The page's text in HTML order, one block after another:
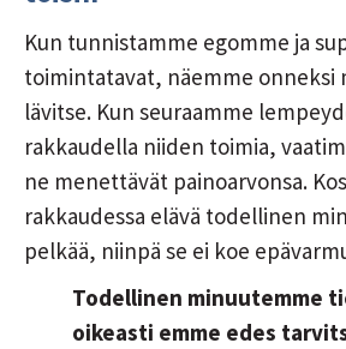
Kun tunnistamme egomme ja
toimintatavat, näemme onneksi
lävitse. Kun seuraamme
rakkaudella niiden toimia,
ne menettävät painoarvonsa.
rakkaudessa elävä todellinen
pelkää, niinpä se ei koe
Todellinen minuutemme
oikeasti emme edes